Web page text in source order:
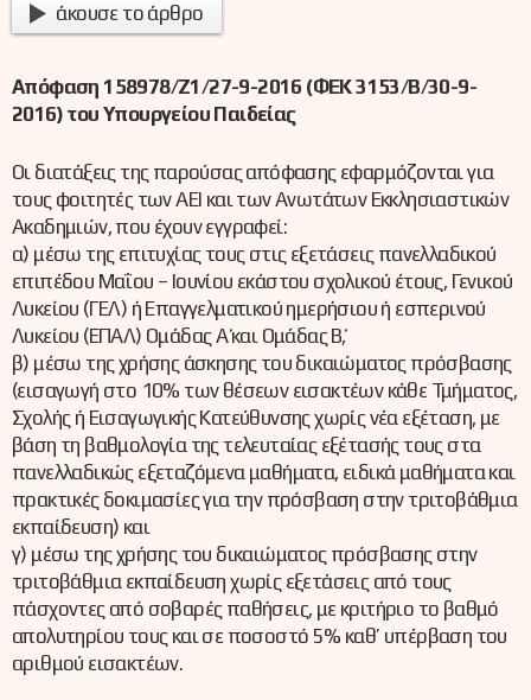
άκουσε το άρθρο
Απόφαση 158978/Ζ1/27-9-2016 (ΦΕΚ 3153/Β/30-9-
2016) του Υπουργείου Παιδείας
Οι διατάξεις της παρούσας απόφασης εφαρμόζονται για
τους φοιτητές των ΑΕΙ και των Ανωτάτων Εκκλησιαστικών
Ακαδημιών, που έχουν εγγραφεί:
α) μέσω της επιτυχίας τους στις εξετάσεις πανελλαδικού
επιπέδου Μαΐου – Ιουνίου εκάστου σχολικού έτους, Γενικού
Λυκείου (ΓΕΛ) ή Επαγγελματικού ημερήσιου ή εσπερινού
Λυκείου (ΕΠΑΛ) Ομάδας Α΄ και Ομάδας Β΄,
β) μέσω της χρήσης άσκησης του δικαιώματος πρόσβασης
(εισαγωγή στο 10% των θέσεων εισακτέων κάθε Τμήματος,
Σχολής ή Εισαγωγικής Κατεύθυνσης χωρίς νέα εξέταση, με
βάση τη βαθμολογία της τελευταίας εξέτασής τους στα
πανελλαδικώς εξεταζόμενα μαθήματα, ειδικά μαθήματα και
πρακτικές δοκιμασίες για την πρόσβαση στην τριτοβάθμια
εκπαίδευση) και
γ) μέσω της χρήσης του δικαιώματος πρόσβασης στην
τριτοβάθμια εκπαίδευση χωρίς εξετάσεις από τους
πάσχοντες από σοβαρές παθήσεις, με κριτήριο το βαθμό
απολυτηρίου τους και σε ποσοστό 5% καθ’ υπέρβαση του
αριθμού εισακτέων.